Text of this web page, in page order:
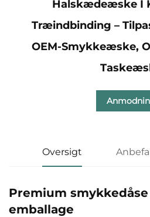
Halskædeæske I
Træindbinding –
OEM-Smykkeæske,
Oversigt
Premium
emballage